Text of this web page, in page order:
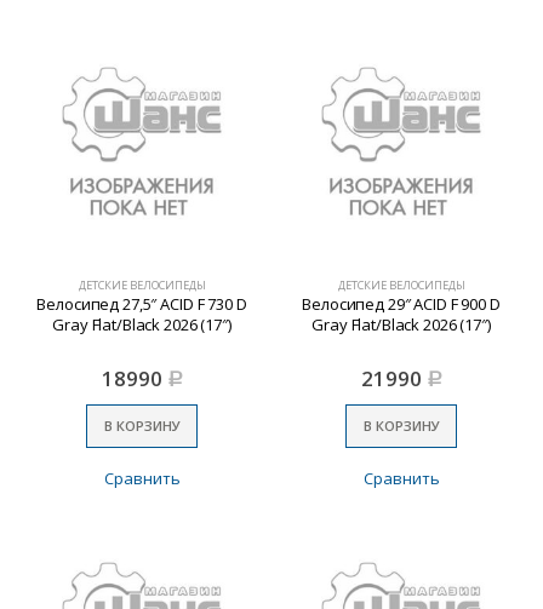
ДЕТСКИЕ ВЕЛОСИПЕДЫ
Велосипед 27,5″ ACID F 730 D
Gray Flat/Black 2026 (17″)
18990 Р
В КОРЗИНУ
Сравнить
ДЕТСКИЕ ВЕЛОСИПЕДЫ
Велосипед 29″ ACID F 900 D
Gray Flat/Black 2026 (17″)
21990 Р
В КОРЗИНУ
Сравнить